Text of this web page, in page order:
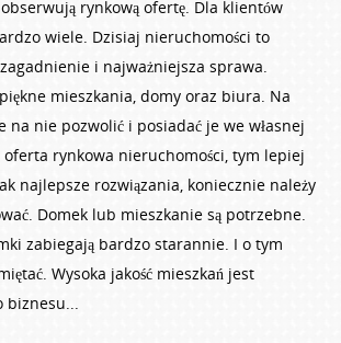
rynkową ofertę. Dla klientów
wiele. Dzisiaj nieruchomości to
i najważniejsza sprawa.
mieszkania, domy oraz biura. Na
na nie pozwolić i posiadać je we własnej
rynkowa nieruchomości, tym lepiej
najlepsze rozwiązania, koniecznie należy
Domek lub mieszkanie są potrzebne.
zabiegają bardzo starannie. I o tym
Wysoka jakość mieszkań jest